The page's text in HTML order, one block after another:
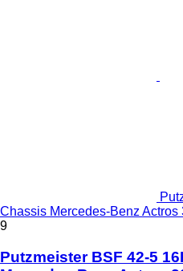
Chassis Mercedes-Benz
9
Putzmeister BSF 42-5